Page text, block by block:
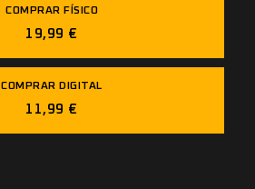
COMPRAR FÍSICO
19,99 €
COMPRAR DIGITAL
11,99 €